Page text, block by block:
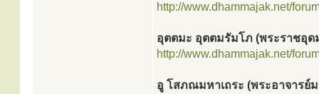
http://www.dhammajak.net/
อุตตมะ อุตตมรัมโภ (พระราชอุด
http://www.dhammajak.net/
อู โสภณมหาเถระ (พระอาจารย์